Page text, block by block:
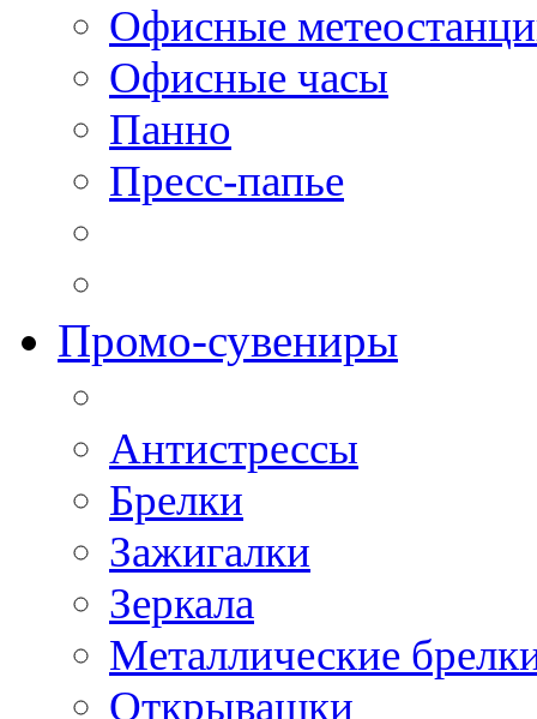
Офисные
Офисные часы
Панно
Пресс-папье
Промо-сувениры
Антистрессы
Брелки
Зажигалки
Зеркала
Металлические
Открывашки